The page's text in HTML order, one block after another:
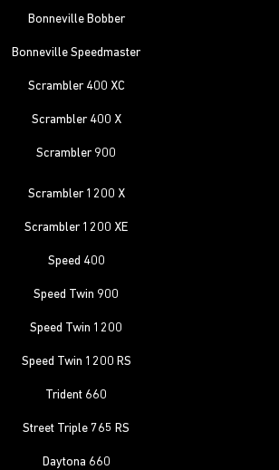
Bonneville Bobber
Bonneville Speedmaster
Scrambler 400 XC
Scrambler 400 X
Scrambler 900
Scrambler 1200 X
Scrambler 1200 XE
Speed 400
Speed Twin 900
Speed Twin 1200
Speed Twin 1200 RS
Trident 660
Street Triple 765 RS
Daytona 660